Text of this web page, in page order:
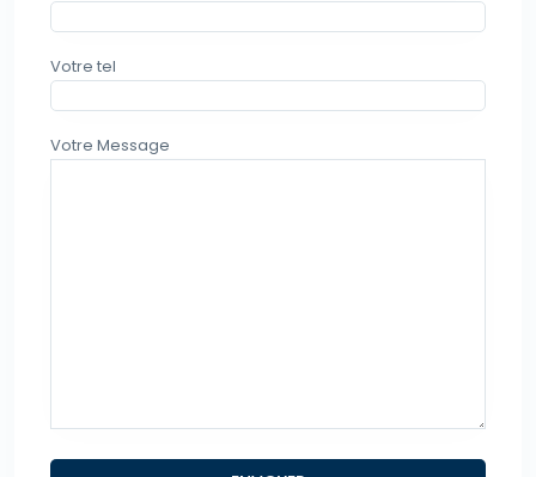
Votre tel
Votre Message